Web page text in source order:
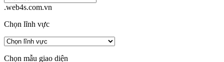
.web4s.com.vn
Chọn lĩnh vực
Chọn mẫu giao diện